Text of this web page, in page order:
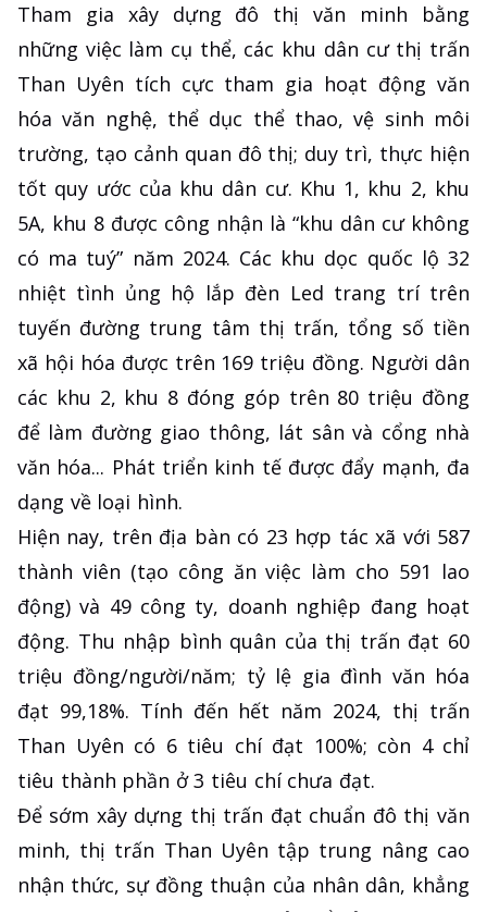
Tham gia xây dựng đô thị văn minh bằng
những việc làm cụ thể, các khu dân cư thị trấn
Than Uyên tích cực tham gia hoạt động văn
hóa văn nghệ, thể dục thể thao, vệ sinh môi
trường, tạo cảnh quan đô thị; duy trì, thực hiện
tốt quy ước của khu dân cư. Khu 1, khu 2, khu
5A, khu 8 được công nhận là “khu dân cư không
có ma tuý” năm 2024. Các khu dọc quốc lộ 32
nhiệt tình ủng hộ lắp đèn Led trang trí trên
tuyến đường trung tâm thị trấn, tổng số tiền
xã hội hóa được trên 169 triệu đồng. Người dân
các khu 2, khu 8 đóng góp trên 80 triệu đồng
để làm đường giao thông, lát sân và cổng nhà
văn hóa... Phát triển kinh tế được đẩy mạnh, đa
dạng về loại hình.
Hiện nay, trên địa bàn có 23 hợp tác xã với 587
thành viên (tạo công ăn việc làm cho 591 lao
động) và 49 công ty, doanh nghiệp đang hoạt
động. Thu nhập bình quân của thị trấn đạt 60
triệu đồng/người/năm; tỷ lệ gia đình văn hóa
đạt 99,18%. Tính đến hết năm 2024, thị trấn
Than Uyên có 6 tiêu chí đạt 100%; còn 4 chỉ
tiêu thành phần ở 3 tiêu chí chưa đạt.
Để sớm xây dựng thị trấn đạt chuẩn đô thị văn
minh, thị trấn Than Uyên tập trung nâng cao
nhận thức, sự đồng thuận của nhân dân, khẳng